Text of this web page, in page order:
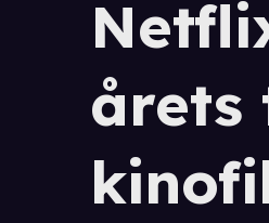
årets